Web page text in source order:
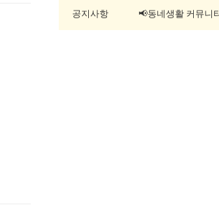
공지사항 📢동네생활 커뮤니